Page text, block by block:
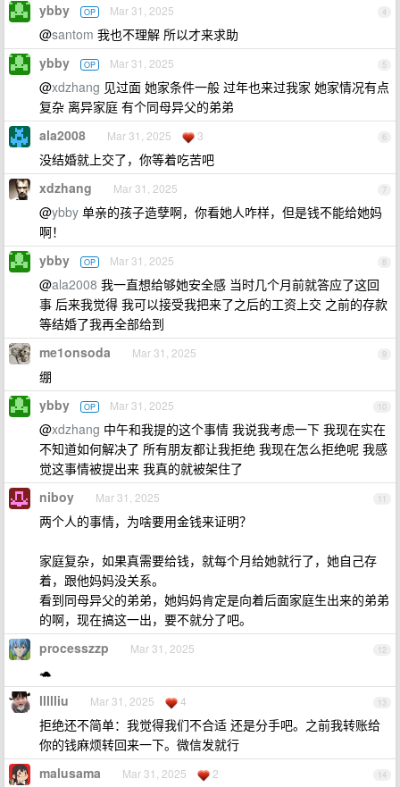
4
ybby OP Mar 31, 2025
@santom 我也不理解 所以才来求助
5
ybby OP Mar 31, 2025
@xdzhang 见过面 她家条件一般 过年也来过我家 她家情况有点
复杂 离异家庭 有个同母异父的弟弟
6
ala2008 Mar 31, 2025 3
没结婚就上交了，你等着吃苦吧
7
xdzhang Mar 31, 2025
@ybby 单亲的孩子造孽啊，你看她人咋样，但是钱不能给她妈
啊！
8
ybby OP Mar 31, 2025
@ala2008 我一直想给够她安全感 当时几个月前就答应了这回
事 后来我觉得 我可以接受我把来了之后的工资上交 之前的存款
等结婚了我再全部给到
9
me1onsoda Mar 31, 2025
绷
10
ybby OP Mar 31, 2025
@xdzhang 中午和我提的这个事情 我说我考虑一下 我现在实在
不知道如何解决了 所有朋友都让我拒绝 我现在怎么拒绝呢 我感
觉这事情被提出来 我真的就被架住了
11
niboy Mar 31, 2025
两个人的事情，为啥要用金钱来证明？
家庭复杂，如果真需要给钱，就每个月给她就行了，她自己存
着，跟他妈妈没关系。
看到同母异父的弟弟，她妈妈肯定是向着后面家庭生出来的弟弟
的啊，现在搞这一出，要不就分了吧。
12
processzzp Mar 31, 2025
🐢
13
llllliu Mar 31, 2025 4
拒绝还不简单：我觉得我们不合适 还是分手吧。之前我转账给
你的钱麻烦转回来一下。微信发就行
14
malusama Mar 31, 2025 2